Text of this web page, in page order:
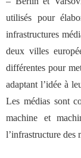
utilisés pour
infrastructures
deux villes
différentes pour
adaptant l’idée à
Les médias sont
machine et
l’infrastructure des